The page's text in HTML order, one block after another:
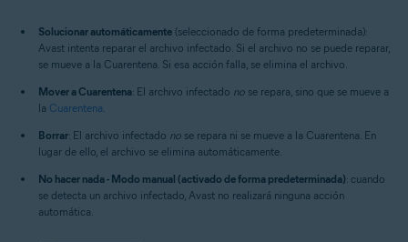
Solucionar automáticamente (seleccionado de forma predeterminada):
Avast intenta reparar el archivo infectado. Si el archivo no se puede reparar,
se mueve a la Cuarentena. Si esa acción falla, se elimina el archivo.
Mover a Cuarentena: El archivo infectado no se repara, sino que se mueve a
la Cuarentena.
Borrar: El archivo infectado no se repara ni se mueve a la Cuarentena. En
lugar de ello, el archivo se elimina automáticamente.
No hacer nada - Modo manual (activado de forma predeterminada): cuando
se detecta un archivo infectado, Avast no realizará ninguna acción
automática.